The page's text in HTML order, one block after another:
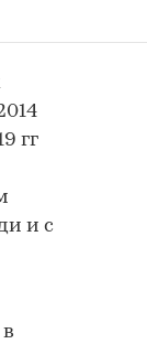
гг
и с